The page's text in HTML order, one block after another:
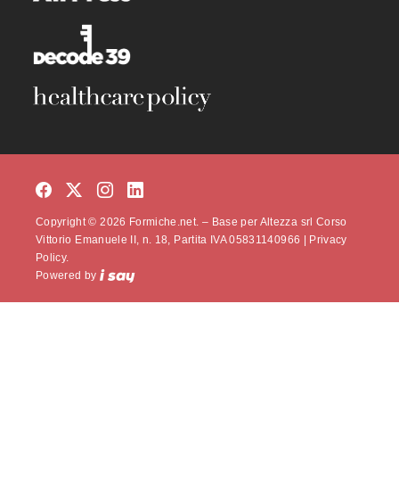
Copyright © 2026 Formiche.net. – Base per Altezza srl Corso
Vittorio Emanuele II, n. 18, Partita IVA 05831140966 |
Privacy
Policy.
Powered by